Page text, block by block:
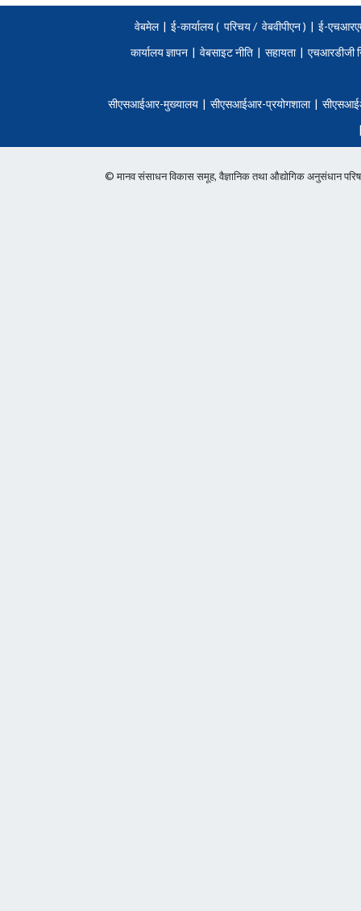
वेबमेल | ई-कार्यालय ( परिचय/ वेबवीपीएन ) | ई-
कार्यालय ज्ञापन | वेबसाइट नीति | सहायता | एचआरडीजी
सीएसआईआर-मुख्यालय | सीएसआईआर-प्रयोगशाला |
© मानव संसाधन विकास समूह, वैज्ञानिक तथा औद्योगिक अनुसंधान